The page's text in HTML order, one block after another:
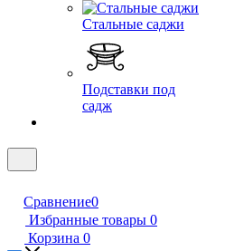
Стальные саджи
Подставки под
садж
Сравнение0
Избранные товары 0
Корзина 0